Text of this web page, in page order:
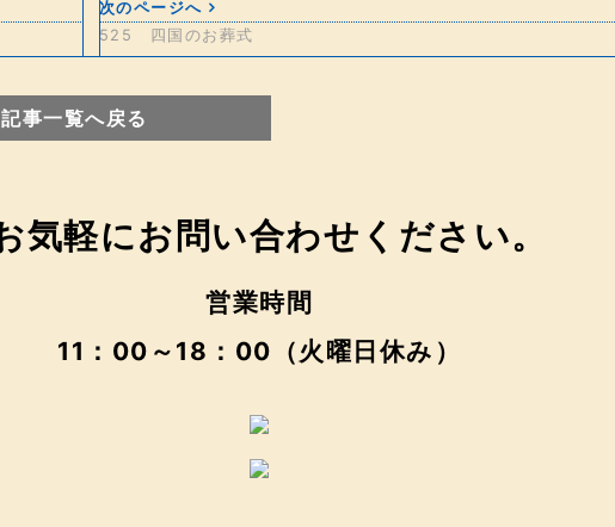
次のページへ
525 四国のお葬式
記事一覧へ戻る
営業時間
11：00～18：00（火曜日休み）